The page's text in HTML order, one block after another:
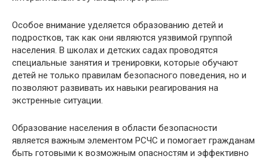
Особое внимание уделяется образованию детей и
подростков, так как они являются уязвимой группой
населения. В школах и детских садах проводятся
специальные занятия и тренировки, которые обучают
детей не только правилам безопасного поведения, но и
позволяют развивать их навыки реагирования на
экстренные ситуации.
Образование населения в области безопасности
является важным элементом РСЧС и помогает гражданам
быть готовыми к возможным опасностям и эффективно